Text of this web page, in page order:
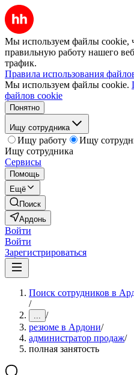
Мы используем файлы cookie,
правильную работу нашего
трафик.
Правила использования
Мы используем файлы cookie.
файлов cookie
Понятно
Ищу сотрудника
Ищу работу
Ищу
Ищу сотрудника
Сервисы
Помощь
Ещё
Поиск
Ардонь
Войти
Войти
Зарегистрироваться
Поиск сотрудников в
/
... /
резюме в Ардони/
администратор продаж/
полная занятость